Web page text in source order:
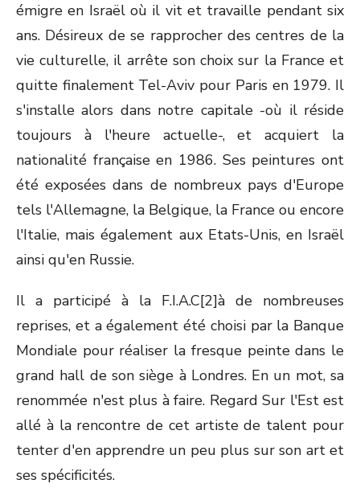
émigre en Israël où il vit et travaille pendant six
ans. Désireux de se rapprocher des centres de la
vie culturelle, il arrête son choix sur la France et
quitte finalement Tel-Aviv pour Paris en 1979. Il
s'installe alors dans notre capitale -où il réside
toujours à l'heure actuelle-, et acquiert la
nationalité française en 1986. Ses peintures ont
été exposées dans de nombreux pays d'Europe
tels l'Allemagne, la Belgique, la France ou encore
l'Italie, mais également aux Etats-Unis, en Israël
ainsi qu'en Russie.
Il a participé à la F.I.A.C[2]à de nombreuses
reprises, et a également été choisi par la Banque
Mondiale pour réaliser la fresque peinte dans le
grand hall de son siège à Londres. En un mot, sa
renommée n'est plus à faire. Regard Sur l'Est est
allé à la rencontre de cet artiste de talent pour
tenter d'en apprendre un peu plus sur son art et
ses spécificités.